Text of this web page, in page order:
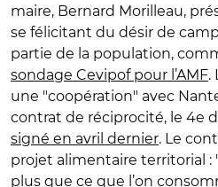
maire, Bernard Morilleau,
se félicitant du désir de
partie de la population,
sondage Cevipof pour l’AMF.
une "coopération" avec
contrat de réciprocité, le 4e
signé en avril dernier. Le
projet alimentaire territorial
plus que ce que l’on